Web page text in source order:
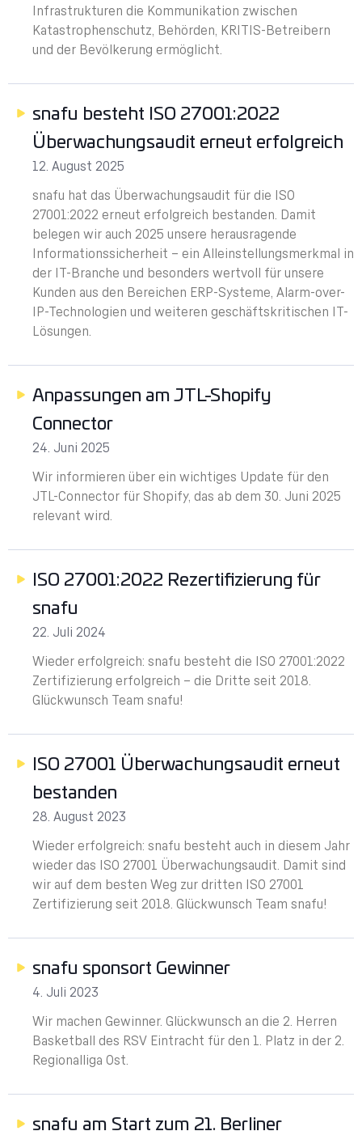
Infrastrukturen die Kommunikation zwischen
Katastrophenschutz, Behörden, KRITIS-Betreibern
und der Bevölkerung ermöglicht.
snafu besteht ISO 27001:2022
Überwachungsaudit erneut erfolgreich
12. August 2025
snafu hat das Überwachungsaudit für die ISO
27001:2022 erneut erfolgreich bestanden. Damit
belegen wir auch 2025 unsere herausragende
Informationssicherheit – ein Alleinstellungsmerkmal in
der IT-Branche und besonders wertvoll für unsere
Kunden aus den Bereichen ERP-Systeme, Alarm-over-
IP-Technologien und weiteren geschäftskritischen IT-
Lösungen.
Anpassungen am JTL-Shopify
Connector
24. Juni 2025
Wir informieren über ein wichtiges Update für den
JTL-Connector für Shopify, das ab dem 30. Juni 2025
relevant wird.
ISO 27001:2022 Rezertifizierung für
snafu
22. Juli 2024
Wieder erfolgreich: snafu besteht die ISO 27001:2022
Zertifizierung erfolgreich – die Dritte seit 2018.
Glückwunsch Team snafu!
ISO 27001 Überwachungsaudit erneut
bestanden
28. August 2023
Wieder erfolgreich: snafu besteht auch in diesem Jahr
wieder das ISO 27001 Überwachungsaudit. Damit sind
wir auf dem besten Weg zur dritten ISO 27001
Zertifizierung seit 2018. Glückwunsch Team snafu!
snafu sponsort Gewinner
4. Juli 2023
Wir machen Gewinner. Glückwunsch an die 2. Herren
Basketball des RSV Eintracht für den 1. Platz in der 2.
Regionalliga Ost.
snafu am Start zum 21. Berliner